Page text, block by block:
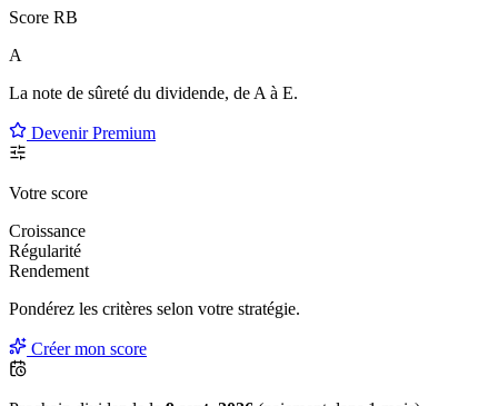
Score RB
A
La note de sûreté du dividende, de A à E.
Devenir Premium
Votre score
Croissance
Régularité
Rendement
Pondérez les critères selon votre stratégie.
Créer mon score